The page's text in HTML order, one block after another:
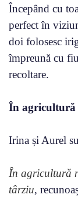
Începând cu
perfect în
doi folosesc
împreună cu
recoltare.
În agricultură
Irina și Aurel
În agricultură
târziu,